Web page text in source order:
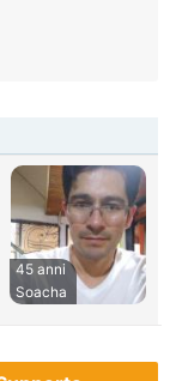
45 anni
Soacha